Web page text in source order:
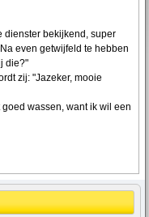
dienster bekijkend, super
even getwijfeld te hebben
die?"
zij: "Jazeker, mooie
wassen, want ik wil een